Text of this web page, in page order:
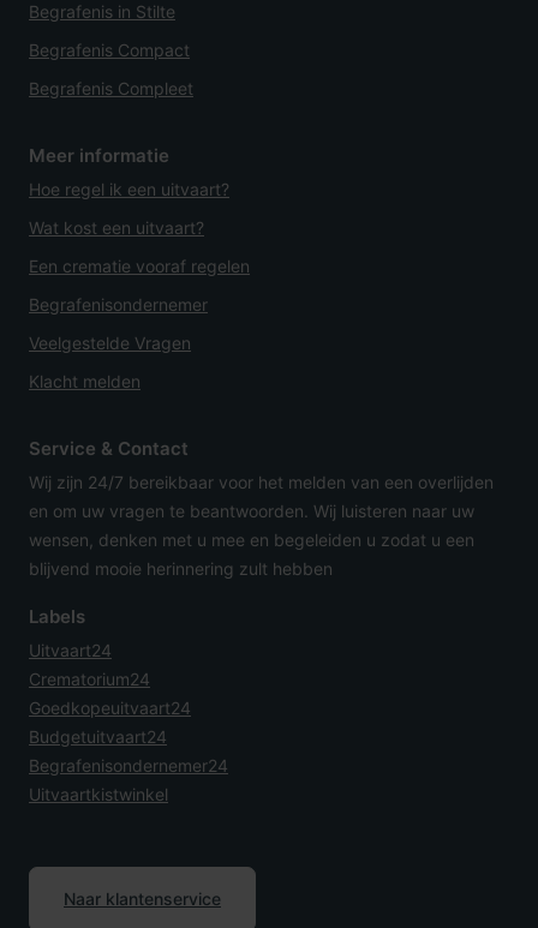
Begrafenis in Stilte
Begrafenis Compact
Begrafenis Compleet
Meer informatie
Hoe regel ik een uitvaart?
Wat kost een uitvaart?
Een crematie vooraf regelen
Begrafenisondernemer
Veelgestelde Vragen
Klacht melden
Service & Contact
Wij zijn 24/7 bereikbaar voor het melden van een overlijden
en om uw vragen te beantwoorden. Wij luisteren naar uw
wensen, denken met u mee en begeleiden u zodat u een
blijvend mooie herinnering zult hebben
Labels
Uitvaart24
Crematorium24
Goedkopeuitvaart24
Budgetuitvaart24
Begrafenisondernemer24
Uitvaartkistwinkel
Naar klantenservice